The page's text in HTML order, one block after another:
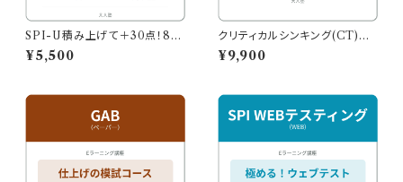
SPI-U積み上げて＋30点！8割
得点を目指す！点数UPコース
¥5,500
クリティカルシンキング(CT)検
査対応コース【14日】
¥9,900